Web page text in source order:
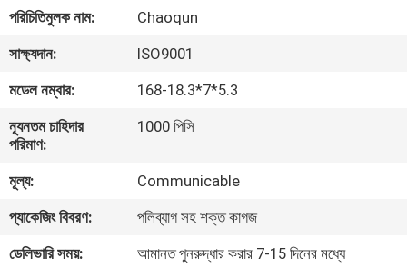
ভ্রমণ
মান
যোগাযোগ
করুন
পরিচিতিমুলক নাম:
Chaoqun
সাক্ষ্যদান:
ISO9001
মডেল নম্বার:
168-18.3*7*5.3
ন্যূনতম চাহিদার
পরিমাণ:
1000 পিসি
মূল্য:
Communicable
প্যাকেজিং বিবরণ:
পলিব্যাগ সহ শক্ত কাগজ
ডেলিভারি সময়:
আমানত পুনরুদ্ধার করার 7-15 দিনের মধ্যে